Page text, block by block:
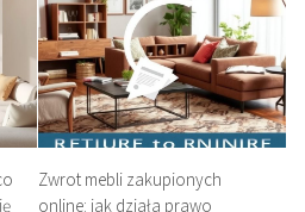
Zwrot mebli zakupionych
online: jak działa prawo